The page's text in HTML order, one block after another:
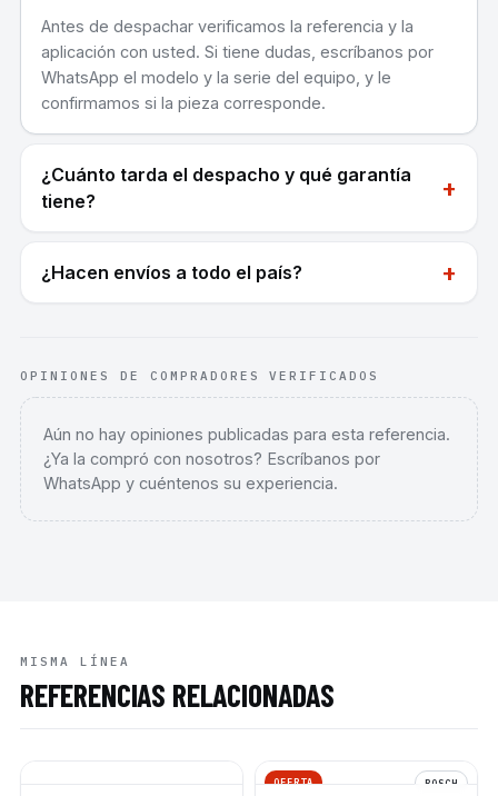
Antes de despachar verificamos la referencia y la
aplicación con usted. Si tiene dudas, escríbanos por
WhatsApp el modelo y la serie del equipo, y le
confirmamos si la pieza corresponde.
¿Cuánto tarda el despacho y qué garantía
tiene?
+
¿Hacen envíos a todo el país? +
OPINIONES DE COMPRADORES VERIFICADOS
Aún no hay opiniones publicadas para esta referencia.
¿Ya la compró con nosotros? Escríbanos por
WhatsApp y cuéntenos su experiencia.
MISMA LÍNEA
REFERENCIAS RELACIONADAS
OFERTA BOSCH